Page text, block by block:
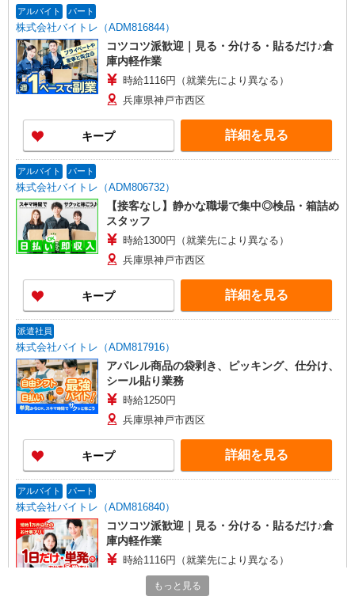
アルバイト パート
株式会社バイトレ（ADM816844）
コツコツ派歓迎｜見る・分ける・貼るだけ♪倉
庫内軽作業
時給1116円（就業先により異なる）
兵庫県神戸市西区
キープ 詳細を見る
アルバイト パート
株式会社バイトレ（ADM806732）
【接客なし】静かな職場で集中◎検品・箱詰め
スタッフ
時給1300円（就業先により異なる）
兵庫県神戸市西区
キープ 詳細を見る
派遣社員
株式会社バイトレ（ADM817916）
アパレル商品の袋剥き、ピッキング、仕分け、
シール貼り業務
時給1250円
兵庫県神戸市西区
キープ 詳細を見る
アルバイト パート
株式会社バイトレ（ADM816840）
コツコツ派歓迎｜見る・分ける・貼るだけ♪倉
庫内軽作業
時給1116円（就業先により異なる）
兵庫県神戸市西区
もっと見る